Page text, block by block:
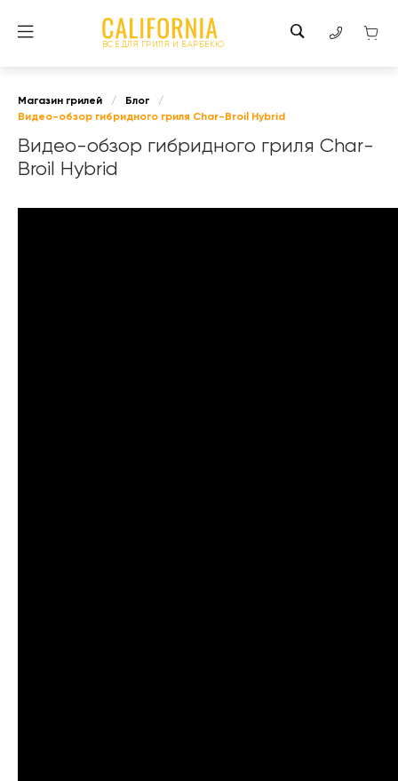
ВСЕ ДЛЯ ГРИЛЯ И БАРБЕКЮ
Магазин грилей / Блог
/
Видео-обзор гибридного гриля Char-Broil Hybrid
Видео-обзор гибридного гриля Char-
Broil Hybrid